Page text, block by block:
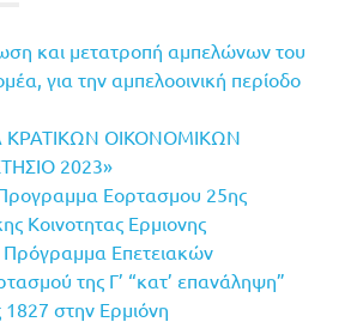
και μετατροπή αμπελώνων του
για την αμπελοοινική περίοδο
ΟΙΚΟΝΟΜΙΚΩΝ
2023»
Εορτασμου 25ης
Κοινοτητας Ερμιονης
Επετειακών
της Γ’ “κατ’ επανάληψη”
στην Ερμιόνη